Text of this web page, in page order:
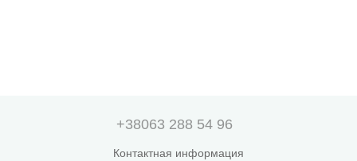
+38063 288 54 96
Контактная информация